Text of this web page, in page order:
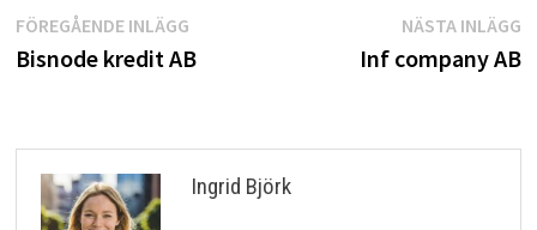
Inläggsnavigering
FÖREGÅENDE INLÄGGFöregående
inlägg:
Bisnode kredit AB
NÄSTA INLÄGG
Inf company AB
Ingrid Björk